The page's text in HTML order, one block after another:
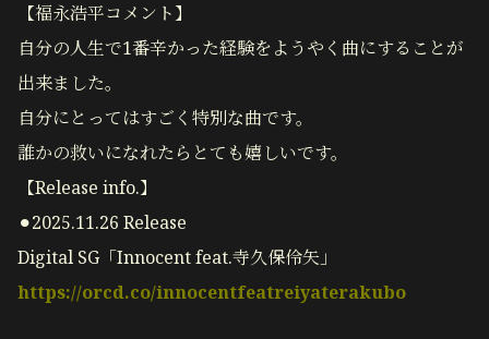
【福永浩平コメント】
自分の人生で1番辛かった経験をようやく曲にすることが
出来ました。
自分にとってはすごく特別な曲です。
誰かの救いになれたらとても嬉しいです。
【Release info.】
⚫︎2025.11.26 Release
Digital SG「Innocent feat.寺久保伶矢」
https://orcd.co/innocentfeatreiyaterakubo